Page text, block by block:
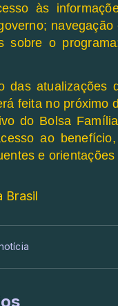
às
sobre o
das atualizações
feita no próximo
do Bolsa
ao
e
Brasil